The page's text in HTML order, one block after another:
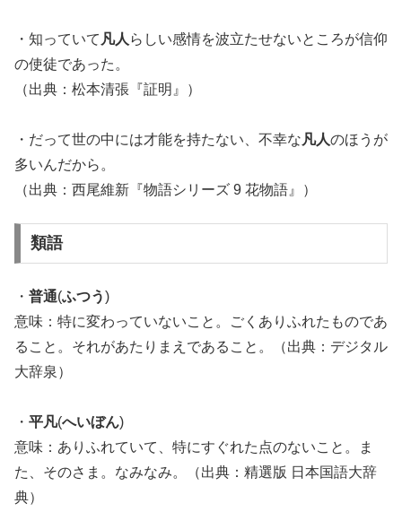
・知っていて 凡人 らしい感情を波立たせないところが信仰
の使徒であった。
（出典：松本清張『証明』）
・だって世の中には才能を持たない、不幸な 凡人のほうが
多いんだから。
（出典：西尾維新『物語シリーズ 9 花物語』）
類語
・ 普通(ふつう)
意味：特に変わっていないこと。ごくありふれたものであ
ること。それがあたりまえであること。（出典：デジタル
大辞泉）
・ 平凡(へいぼん)
意味：ありふれていて、特にすぐれた点のないこと。ま
た、そのさま。なみなみ。（出典：精選版 日本国語大辞
典）